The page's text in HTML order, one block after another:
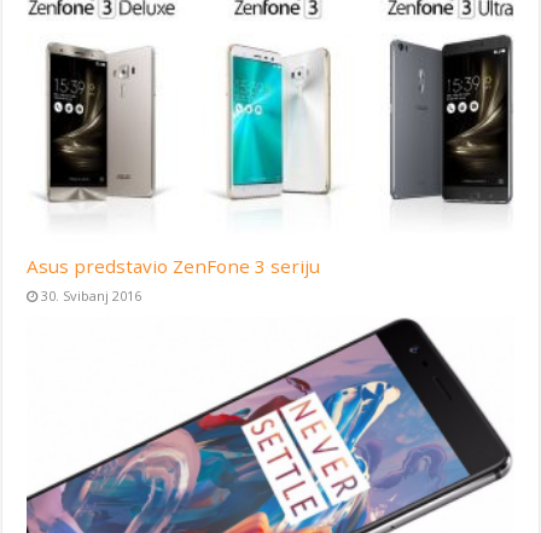
Asus predstavio ZenFone 3 seriju
30. Svibanj 2016